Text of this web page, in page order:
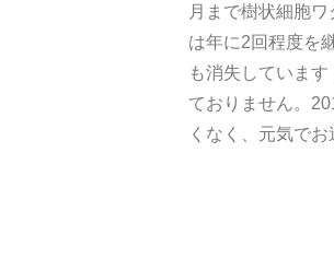
月まで樹状細胞
は年に2回程度を
も消失していま
ておりません。
くなく、元気でお